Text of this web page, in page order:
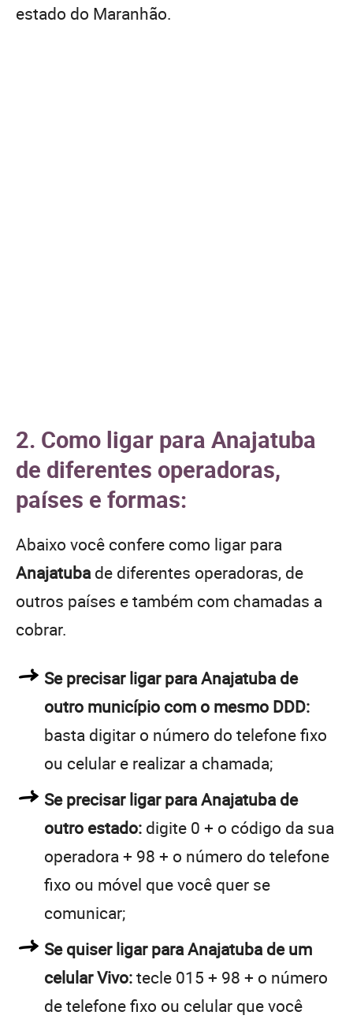
estado do Maranhão.
2. Como ligar para Anajatuba
de diferentes operadoras,
países e formas:
Abaixo você confere como ligar para
Anajatuba de diferentes operadoras, de
outros países e também com chamadas a
cobrar.
Se precisar ligar para Anajatuba de
outro município com o mesmo DDD:
basta digitar o número do telefone fixo
ou celular e realizar a chamada;
Se precisar ligar para Anajatuba de
outro estado: digite 0 + o código da sua
operadora + 98 + o número do telefone
fixo ou móvel que você quer se
comunicar;
Se quiser ligar para Anajatuba de um
celular Vivo:tecle 015 + 98 + o número
de telefone fixo ou celular que você